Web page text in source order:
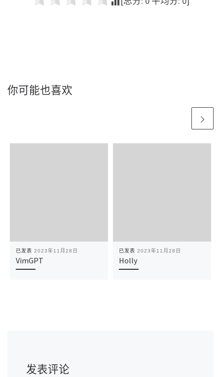
你可能也喜欢
已发表 2023年11月28日
VimGPT
已发表 2023年11月28日
Holly
发表评论